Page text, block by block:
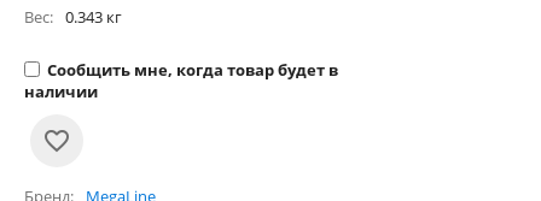
Вес: 0.343 кг
Сообщить мне, когда товар будет в
наличии
Бренд MegaLine